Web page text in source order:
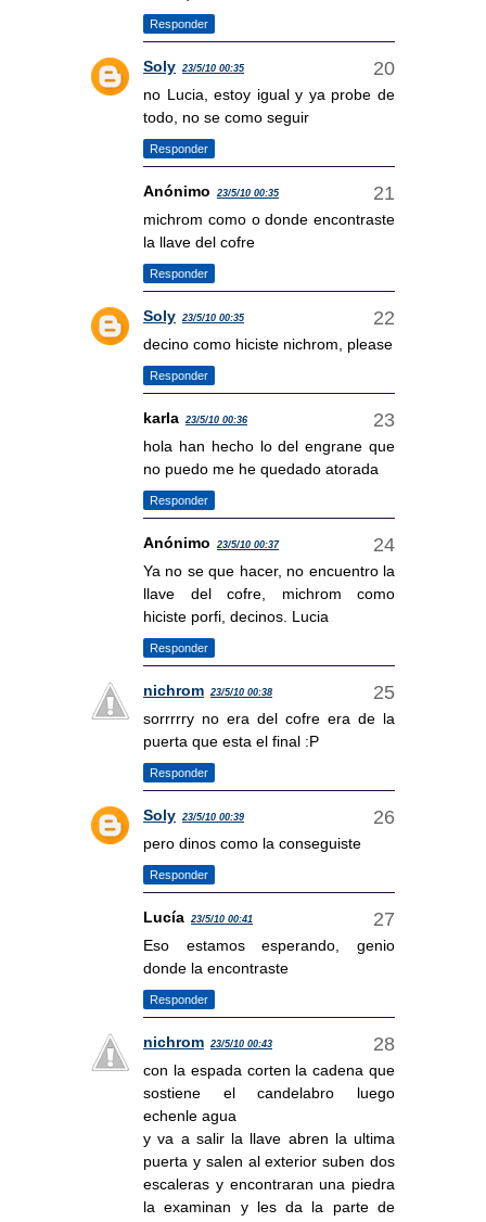
Responder
Soly 23/5/10 00:35
no Lucia, estoy igual y ya probe de
todo, no se como seguir
Responder
Anónimo 23/5/10 00:35
michrom como o donde encontraste
la llave del cofre
Responder
Soly 23/5/10 00:35
decino como hiciste nichrom, please
Responder
karla 23/5/10 00:36
hola han hecho lo del engrane que
no puedo me he quedado atorada
Responder
Anónimo 23/5/10 00:37
Ya no se que hacer, no encuentro la
llave del cofre, michrom como
hiciste porfi, decinos. Lucia
Responder
nichrom 23/5/10 00:38
sorrrrry no era del cofre era de la
puerta que esta el final :P
Responder
Soly 23/5/10 00:39
pero dinos como la conseguiste
Responder
Lucía 23/5/10 00:41
Eso estamos esperando, genio
donde la encontraste
Responder
nichrom 23/5/10 00:43
con la espada corten la cadena que
sostiene el candelabro luego
echenle agua
y va a salir la llave abren la ultima
puerta y salen al exterior suben dos
escaleras y encontraran una piedra
la examinan y les da la parte de